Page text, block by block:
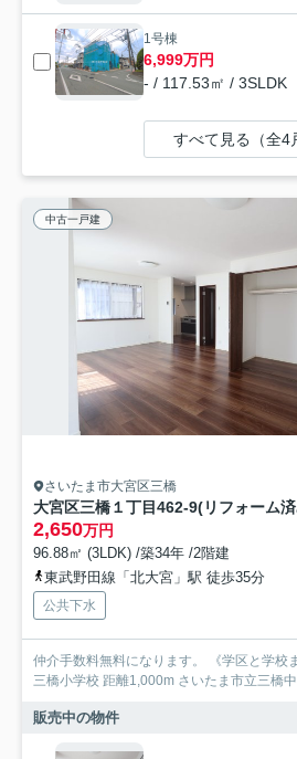
1号棟
6,999万円
- / 117.53㎡ / 3SLDK
すべて見る（全4
中古一戸建
さいたま市大宮区三橋
大宮区三橋１丁目462-9(リフォーム
2,650万円
96.88㎡ (3LDK) /築34年 /2階建
東武野田線「北大宮」駅 徒歩35分
公共下水
仲介手数料無料になります。 《学区と学校までの距離》 さいたま市立
三橋小学校 距離1,000m さいたま市立三橋
販売中の物件